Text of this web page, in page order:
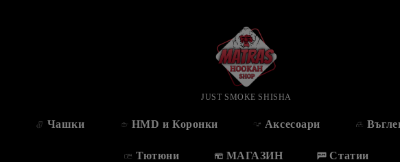
JUST SMOKE SHISHA
Чашки HMD и Коронки Аксесоари
Тютюни МАГАЗИН Статии